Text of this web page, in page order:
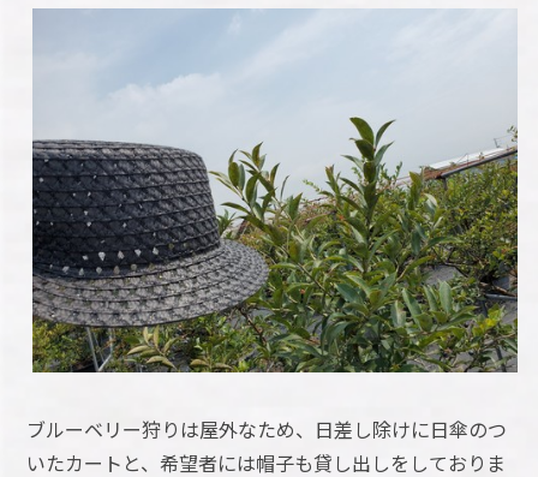
ブルーベリー狩りは屋外なため、日差し除けに日傘のつ
いたカートと、希望者には帽子も貸し出しをしておりま